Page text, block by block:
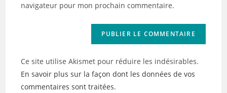
(facultatif)
navigateur pour mon prochain commentaire.
Ce site utilise Akismet pour réduire les indésirables.
En savoir plus sur la façon dont les données de vos
commentaires sont traitées.